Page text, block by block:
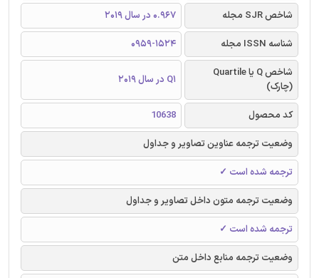
شاخص SJR مجله
0.967 در سال 2019
شناسه ISSN مجله
0959-1524
شاخص Q یا Quartile
(چارک)
Q1 در سال 2019
کد محصول
10638
وضعیت ترجمه عناوین تصاویر و جداول
ترجمه شده است ✓
وضعیت ترجمه متون داخل تصاویر و جداول
ترجمه شده است ✓
وضعیت ترجمه منابع داخل متن